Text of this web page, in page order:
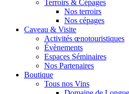
Terroirs & Cépages
Nos terroirs
Nos cépages
Caveau & Visite
Activités œnotouristiques
Évènements
Espaces Séminaires
Nos Partenaires
Boutique
Tous nos Vins